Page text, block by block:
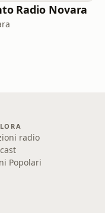
Radio Novara
radio
Popolari